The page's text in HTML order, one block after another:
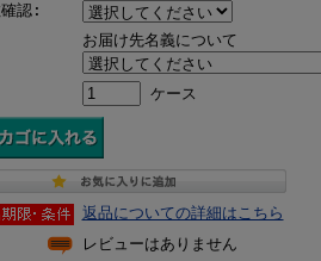
認:
お届け先名義について
ケース
返品についての詳細はこちら
レビューはありません